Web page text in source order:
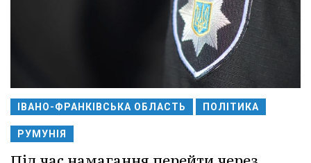
ІВАНО-ФРАНКІВСЬКА ОБЛАСТЬ ПОЛІТИКА
РУМУНІЯ